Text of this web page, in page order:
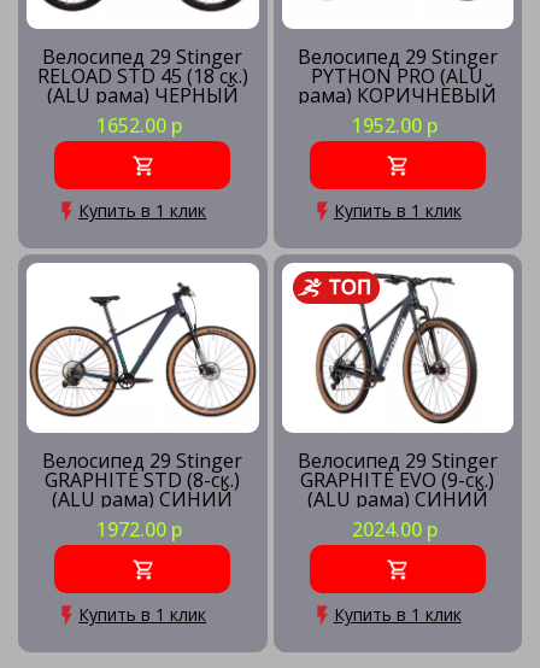
Велосипед 29 Stinger
RELOAD STD 45 (18 ск.)
(ALU рама) ЧЕРНЫЙ
(рама 18) BK45
1652.00 р
Купить в 1 клик
Велосипед 29 Stinger
PYTHON PRO (ALU
рама) КОРИЧНЕВЫЙ
(рама 22) BN3
1952.00 р
Купить в 1 клик
Велосипед 29 Stinger
GRAPHITE STD (8-ск.)
(ALU рама) СИНИЙ
(рама XL) BL5
1972.00 р
Купить в 1 клик
Велосипед 29 Stinger
GRAPHITE EVO (9-ск.)
(ALU рама) СИНИЙ
(рама MD) BL5
2024.00 р
Купить в 1 клик